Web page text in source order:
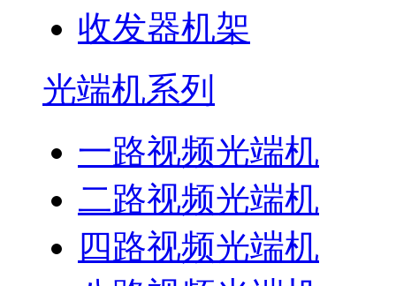
收发器机架
光端机系列
一路视频光端机
二路视频光端机
四路视频光端机